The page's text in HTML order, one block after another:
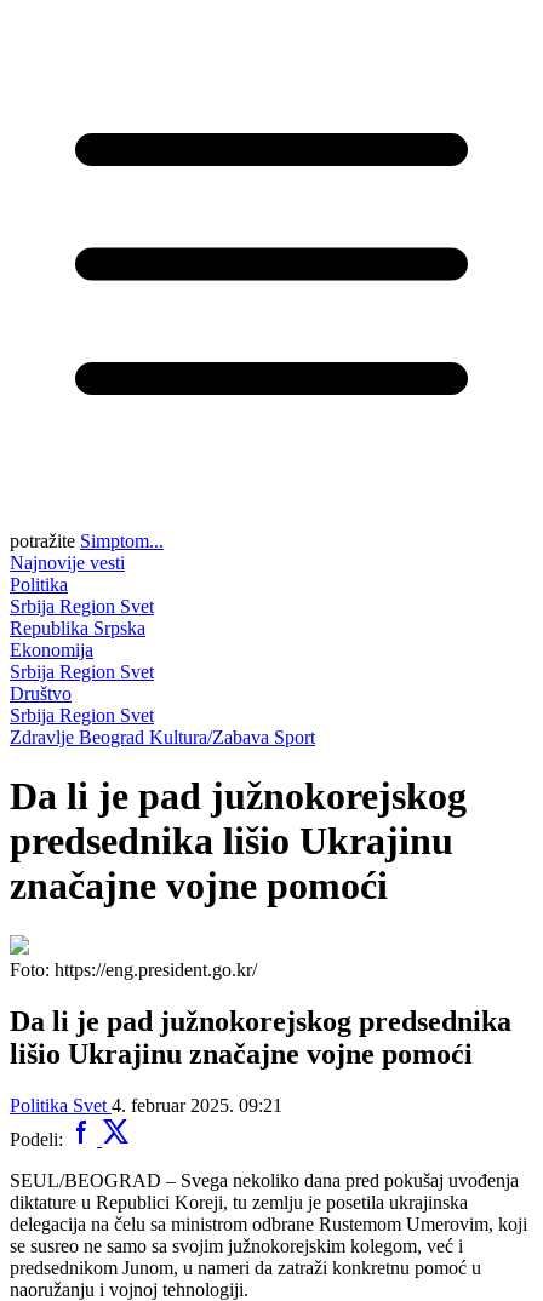
potražite Simptom...
Najnovije vesti
Politika
Srbija Region Svet
Republika Srpska
Ekonomija
Srbija Region Svet
Društvo
Srbija Region Svet
Zdravlje Beograd Kultura/Zabava Sport
Da li je pad južnokorejskog
predsednika lišio Ukrajinu
značajne vojne pomoći
Foto: https://eng.president.go.kr/
Da li je pad južnokorejskog predsednika
lišio Ukrajinu značajne vojne pomoći
Politika Svet 4. februar 2025. 09:21
Podeli:
SEUL/BEOGRAD – Svega nekoliko dana pred pokušaj uvođenja
diktature u Republici Koreji, tu zemlju je posetila ukrajinska
delegacija na čelu sa ministrom odbrane Rustemom Umerovim, koji
se susreo ne samo sa svojim južnokorejskim kolegom, već i
predsednikom Junom, u nameri da zatraži konkretnu pomoć u
naoružanju i vojnoj tehnologiji.